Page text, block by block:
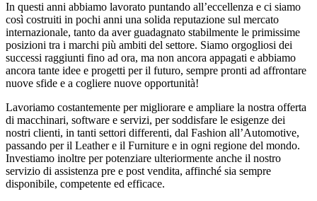
In questi anni abbiamo lavorato puntando all’eccellenza e ci siamo
così costruiti in pochi anni una solida reputazione sul mercato
internazionale, tanto da aver guadagnato stabilmente le primissime
posizioni tra i marchi più ambiti del settore. Siamo orgogliosi dei
successi raggiunti fino ad ora, ma non ancora appagati e abbiamo
ancora tante idee e progetti per il futuro, sempre pronti ad affrontare
nuove sfide e a cogliere nuove opportunità!
Lavoriamo costantemente per migliorare e ampliare la nostra offerta
di macchinari, software e servizi, per soddisfare le esigenze dei
nostri clienti, in tanti settori differenti, dal Fashion all’Automotive,
passando per il Leather e il Furniture e in ogni regione del mondo.
Investiamo inoltre per potenziare ulteriormente anche il nostro
servizio di assistenza pre e post vendita, affinché sia sempre
disponibile, competente ed efficace.